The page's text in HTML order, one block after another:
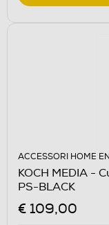
ACCESSORI HOME
KOCH MEDIA -
PS-BLACK
€ 109,00